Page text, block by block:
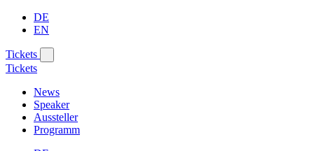
DE
EN
Tickets
Tickets
News
Speaker
Aussteller
Programm